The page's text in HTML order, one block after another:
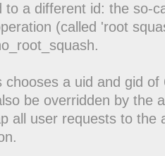
to a different id: the so-
(called 'root
chooses a uid and gid
be overridden by the
all user requests to the